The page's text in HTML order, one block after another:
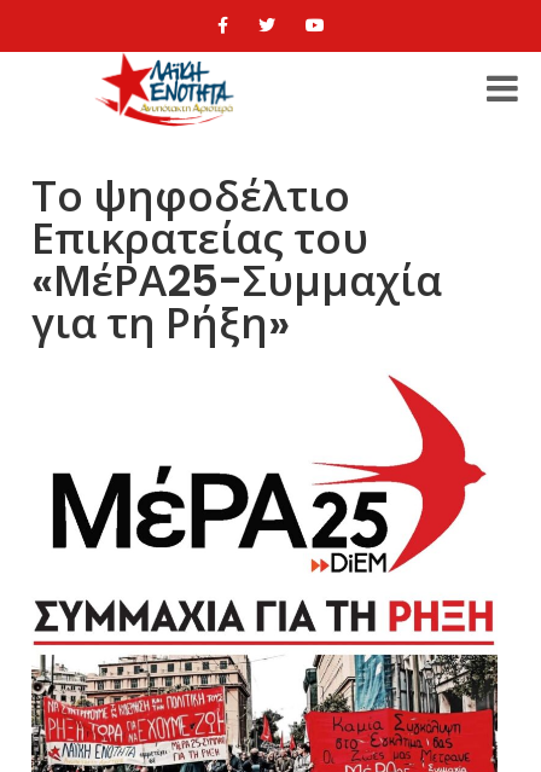
Το ψηφοδέλτιο
Επικρατείας του
«ΜέΡΑ25-Συμμαχία
για τη Ρήξη»